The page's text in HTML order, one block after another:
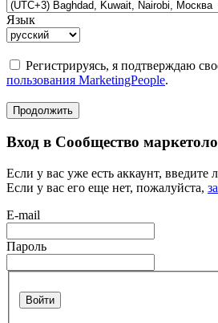
Язык
Регистрируясь, я подтверждаю
пользования MarketingPeople.
Продолжить
Вход в Сообщество
Если у вас уже есть аккаунт, введите
Если у вас его еще нет, пожалуйста,
E-mail
Пароль
Войти